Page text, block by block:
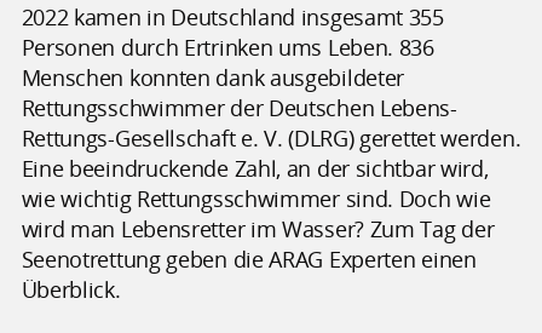
2022 kamen in Deutschland insgesamt 355
Personen durch Ertrinken ums Leben. 836
Menschen konnten dank ausgebildeter
Rettungsschwimmer der Deutschen Lebens-
Rettungs-Gesellschaft e. V. (DLRG) gerettet werden.
Eine beeindruckende Zahl, an der sichtbar wird,
wie wichtig Rettungsschwimmer sind. Doch wie
wird man Lebensretter im Wasser? Zum Tag der
Seenotrettung geben die ARAG Experten einen
Überblick.